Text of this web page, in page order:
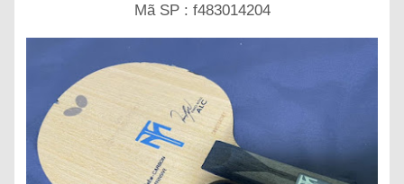
Mã SP : f483014204